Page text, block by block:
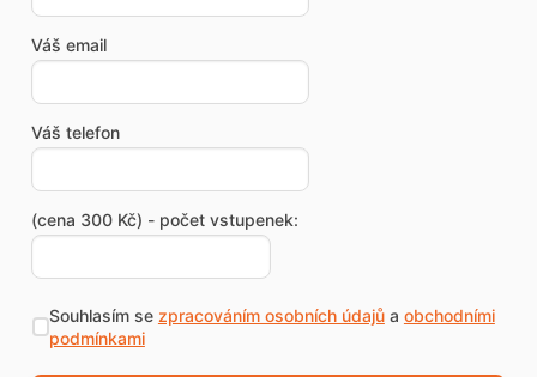
Váš email
Váš telefon
(cena 300 Kč) - počet vstupenek:
Souhlasím se zpracováním osobních údajůa obchodními
podmínkami